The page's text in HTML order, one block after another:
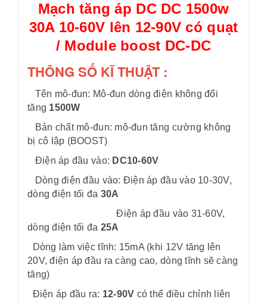
Mạch tăng áp DC DC 1500w
30A 10-60V lên 12-90V có quạt
/ Module boost DC-DC
THÔNG SỐ KĨ THUẬT :
Tên mô-đun: Mô-đun dòng điện không đổi
tăng 1500W
Bản chất mô-đun: mô-đun tăng cường không
bị cô lập (BOOST)
Điện áp đầu vào: DC10-60V
Dòng điện đầu vào: Điện áp đầu vào 10-30V,
dòng điện tối đa 30A
Điện áp đầu vào 31-60V,
dòng điện tối đa 25A
Dòng làm việc tĩnh: 15mA (khi 12V tăng lên
20V, điện áp đầu ra càng cao, dòng tĩnh sẽ càng
tăng)
Điện áp đầu ra: 12-90V có thể điều chỉnh liên